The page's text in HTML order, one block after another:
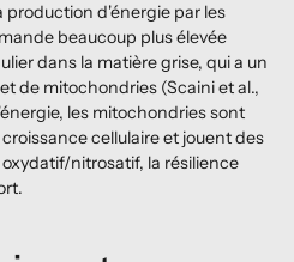
production d'énergie par les
beaucoup plus élevée
dans la matière grise, qui a un
de mitochondries (Scaini et al.,
les mitochondries sont
cellulaire et jouent des
nitrosatif, la résilience